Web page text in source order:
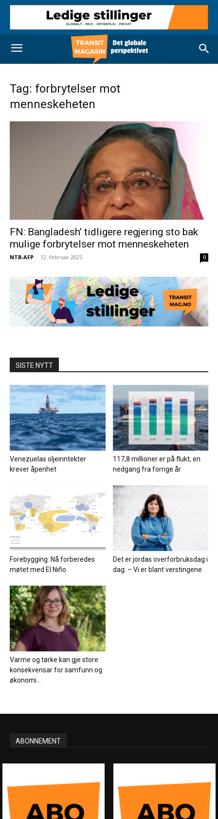
Tag: forbrytelser mot
menneskeheten
FN: Bangladesh’ tidligere regjering sto bak
mulige forbrytelser mot menneskeheten
NTB-AFP - 12. februar 2025 0
SISTE NYTT
Venezuelas oljeinntekter
krever åpenhet
117,8 millioner er på flukt, en
nedgang fra forrige år
Forebygging: Nå forberedes
møtet med El Niño
Det er jordas overforbruksdag i
dag: – Vi er blant verstingene
Varme og tørke kan gje store
konsekvensar for samfunn og
økonomi...
ABONNEMENT